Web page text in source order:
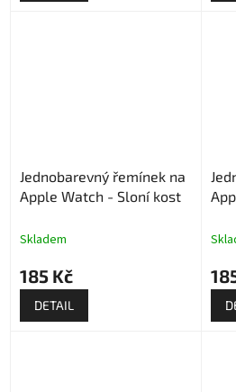
Jednobarevný řemínek na
Apple Watch - Sloní kost
Skladem
185 Kč
DETAIL